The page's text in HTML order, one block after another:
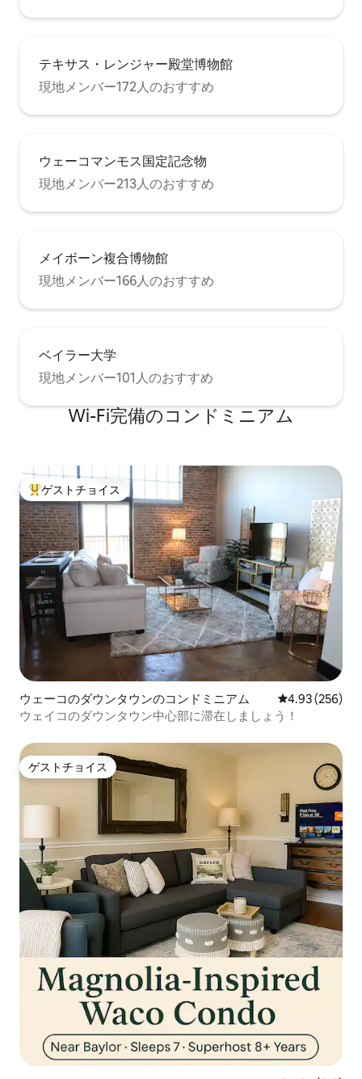
テキサス・レンジャー殿堂博物館
現地メンバー172人のおすすめ
ウェーコマンモス国定記念物
現地メンバー213人のおすすめ
メイボーン複合博物館
現地メンバー166人のおすすめ
ベイラー大学
現地メンバー101人のおすすめ
Wi-Fi完備のコンドミニアム
大好評のゲストチョイスです。
ゲストチョイス
ウェーコのダウンタウンのコンドミニアム レビュー256
4.93 (256)
ウェイコのダウンタウン中心部に滞在しましょう！
ゲストチョイス
ゲストチョイス